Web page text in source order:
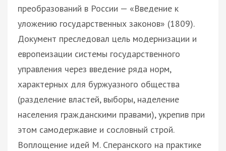
преобразований в России — «Введение к
уложению государственных законов» (1809).
Документ преследовал цель модернизации и
европеизации системы государственного
управления через введение ряда норм,
характерных для буржуазного общества
(разделение властей, выборы, наделение
населения гражданскими правами), укрепив при
этом самодержавие и сословный строй.
Воплощение идей М. Сперанского на практике